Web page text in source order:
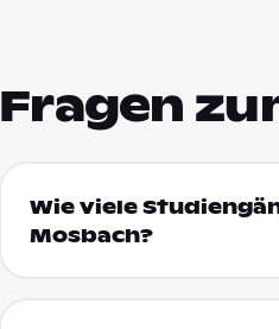
Fragen
Wie viele
Mosbach?